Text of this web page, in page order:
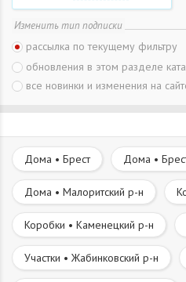
Изменить тип подписки
рассылка по текущему фильтру
обновления в этом разделе
все новинки и изменения на
Дома • Брест Дома •
Дома • Малоритский р-н
Коробки • Каменецкий р-н
Участки • Жабинковский р-н